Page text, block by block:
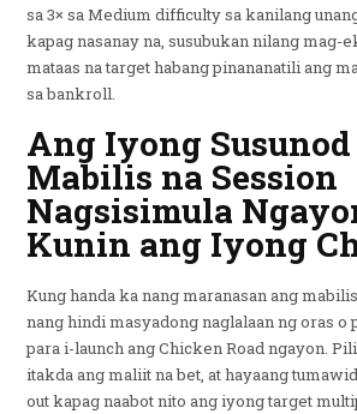
sa 3× sa Medium difficulty sa kanilang
kapag nasanay na, susubukan nilang mag-
mataas na target habang pinananatili ang
sa bankroll.
Ang Iyong
Mabilis na Session
Nagsisimula
Kunin ang Iyong
Kung handa ka nang maranasan ang
nang hindi masyadong naglalaan ng oras o
para i-launch ang Chicken Road ngayon.
itakda ang maliit na bet, at hayaang
out kapag naabot nito ang iyong target